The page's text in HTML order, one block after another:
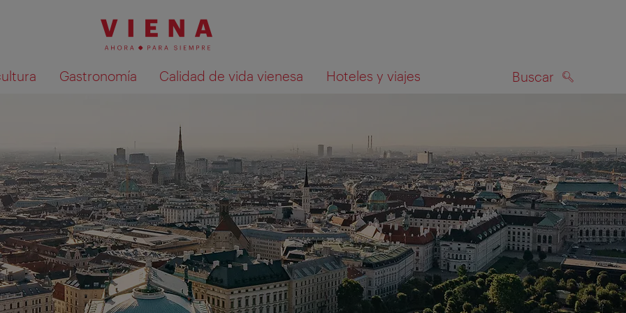
Gastronomía Calidad de vida vienesa Hoteles y viajes Buscar